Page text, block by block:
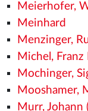
Meierhofer,
Meinhard
Menzinger,
Michel, Franz
Mochinger,
Mooshamer,
Murr, Johann